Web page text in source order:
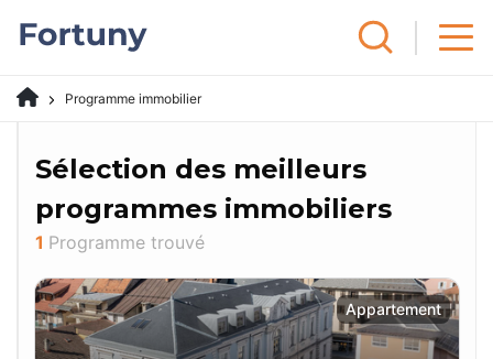
Programme immobilier
Sélection des meilleurs
programmes immobiliers
1 Programme trouvé
Appartement